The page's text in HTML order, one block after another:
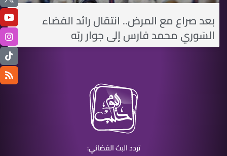
بعد صراع مع المرض.. انتقال رائد الفضاء
السّوري محمد فارس إلى جوار ربّه
تردد البث الفضائي: